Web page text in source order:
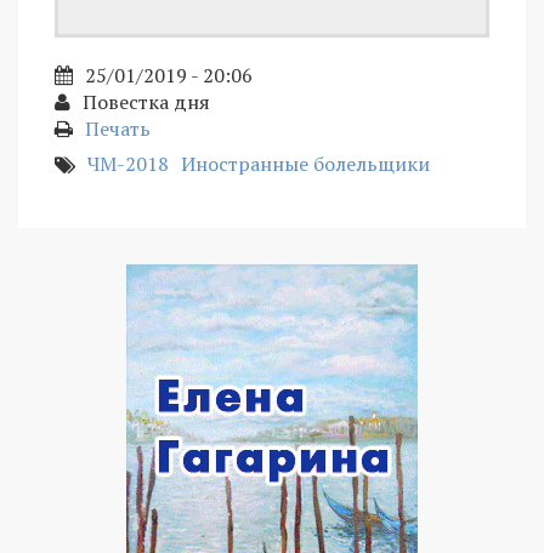
25/01/2019 - 20:06
Повестка дня
Печать
ЧМ-2018 Иностранные болельщики